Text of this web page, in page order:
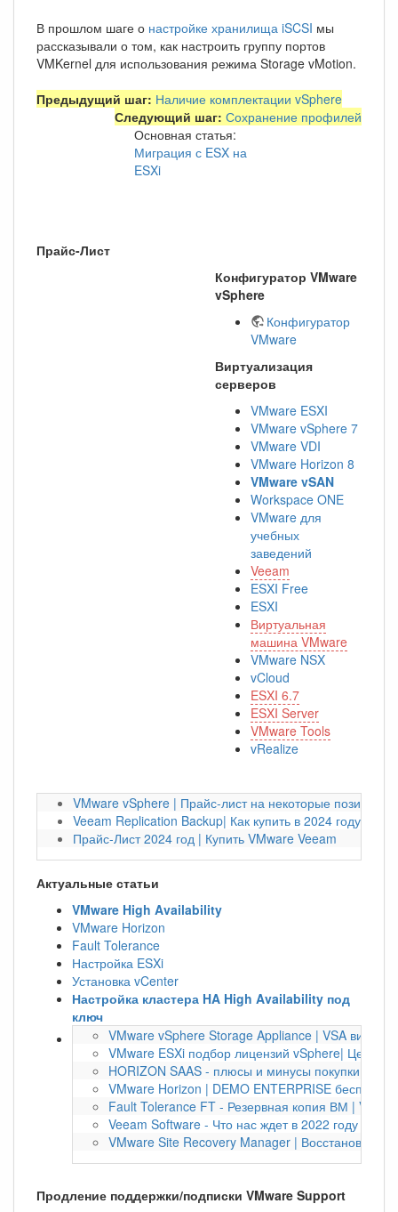
В прошлом шаге о настройке хранилища iSCSI мы
рассказывали о том, как настроить группу портов
VMKernel для использования режима Storage vMotion.
Предыдущий шаг: Наличие комплектации vSphere
Следующий шаг: Сохранение профилей
Основная статья:
Миграция с ESX на
ESXi
Конфигуратор VMware
vSphere
Конфигуратор
VMware
Виртуализация
серверов
VMware ESXI
VMware vSphere 7
VMware VDI
VMware Horizon 8
VMware vSAN
Workspace ONE
VMware для
учебных
заведений
Veeam
ESXI Free
ESXI
Виртуальная
машина VMware
VMware NSX
vCloud
ESXI 6.7
ESXI Server
VMware Tools
vRealize
Прайс-Лист
VMware vSphere | Прайс-лист на некоторые позиции
Veeam Replication Backup| Как купить в 2024 году?
Прайс-Лист 2024 год | Купить VMware Veeam
Актуальные статьи
VMware High Availability
VMware Horizon
Fault Tolerance
Настройка ESXi
Установка vCenter
Настройка кластера HA High Availability под
ключ
VMware vSphere Storage Appliance | VSA
VMware ESXi подбор лицензий vSphere| Цена
HORIZON SAAS - плюсы и минусы покупки по
VMware Horizon | DEMO ENTERPRISE
Fault Tolerance FT - Резервная копия ВМ |
Veeam Software - Что нас ждет в 2022 году |
VMware Site Recovery Manager | Восстановление
Продление поддержки/подписки VMware Support